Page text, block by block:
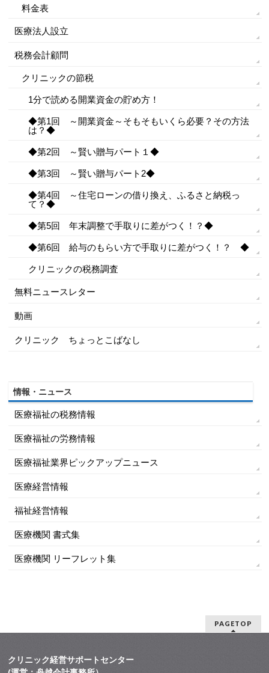
料金表
医療法人設立
税務会計顧問
クリニックの節税
1分で読める開業資金の貯め方！
◆第1回 ～開業資金～そもそもいくら必要？その方法
は？◆
◆第2回 ～賢い贈与パート１◆
◆第3回 ～賢い贈与パート2◆
◆第4回 ～住宅ローンの借り換え、ふるさと納税っ
て？◆
◆第5回 年末調整で手取りに差がつく！？◆
◆第6回 給与のもらい方で手取りに差がつく！？ ◆
クリニックの税務調査
無料ニュースレター
動画
クリニック ちょっとこばなし
情報・ニュース
医療福祉の税務情報
医療福祉の労務情報
医療福祉業界ピックアップニュース
医療経営情報
福祉経営情報
医療機関 書式集
医療機関 リーフレット集
PAGETOP
クリニック経営サポートセンター